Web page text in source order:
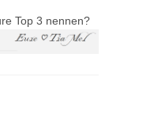
Top 3 nennen?